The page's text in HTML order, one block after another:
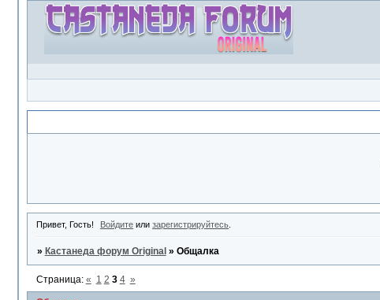
Привет, Гость! Войдите илизарегистрируйтесь
» Кастанеда форум Original » Общалка
Страница: « 1 2 3 4 »